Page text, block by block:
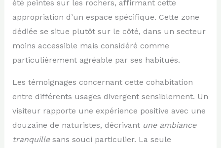
été peintes sur les rochers, affirmant cette
appropriation d’un espace spécifique. Cette zone
dédiée se situe plutôt sur le côté, dans un secteur
moins accessible mais considéré comme
particulièrement agréable par ses habitués.
Les témoignages concernant cette cohabitation
entre différents usages divergent sensiblement. Un
visiteur rapporte une expérience positive avec une
douzaine de naturistes, décrivant une ambiance
tranquillesans souci particulier. La seule